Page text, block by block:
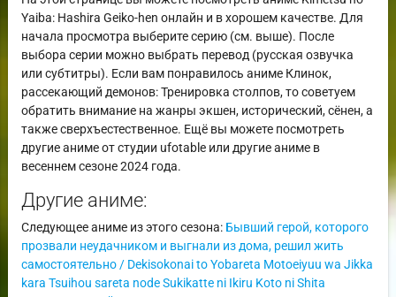
Yaiba: Hashira Geiko-hen онлайн и в хорошем качестве. Для
начала просмотра выберите серию (см. выше). После
выбора серии можно выбрать перевод (русская озвучка
или субтитры). Если вам понравилось аниме Клинок,
рассекающий демонов: Тренировка столпов, то советуем
обратить внимание на жанры экшен, исторический, сёнен, а
также сверхъестественное. Ещё вы можете посмотреть
другие аниме от студии ufotable или другие аниме в
весеннем сезоне 2024 года.
Другие аниме:
Следующее аниме из этого сезона: Бывший герой, которого
прозвали неудачником и выгнали из дома, решил жить
самостоятельно / Dekisokonai to Yobareta Motoeiyuu wa Jikka
kara Tsuihou sareta node Sukikatte ni Ikiru Koto ni Shita